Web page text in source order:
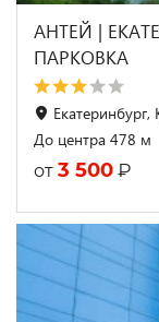
АНТЕЙ |
ПАРКОВКА
До центра 478 м
от 3 500 ₽